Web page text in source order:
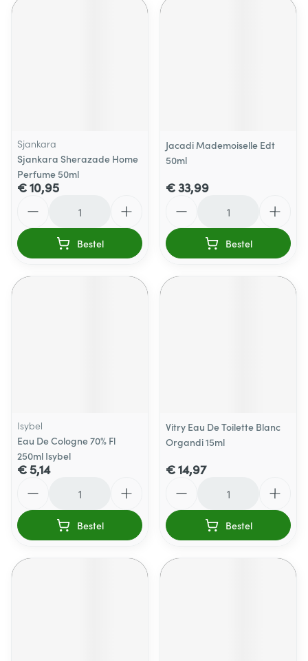
Sjankara
Sjankara Sherazade Home
Perfume 50ml
€ 10,95
Bestel
Jacadi Mademoiselle Edt
50ml
€ 33,99
Bestel
Isybel
Eau De Cologne 70% Fl
250ml Isybel
€ 5,14
Bestel
Vitry Eau De Toilette Blanc
Organdi 15ml
€ 14,97
Bestel